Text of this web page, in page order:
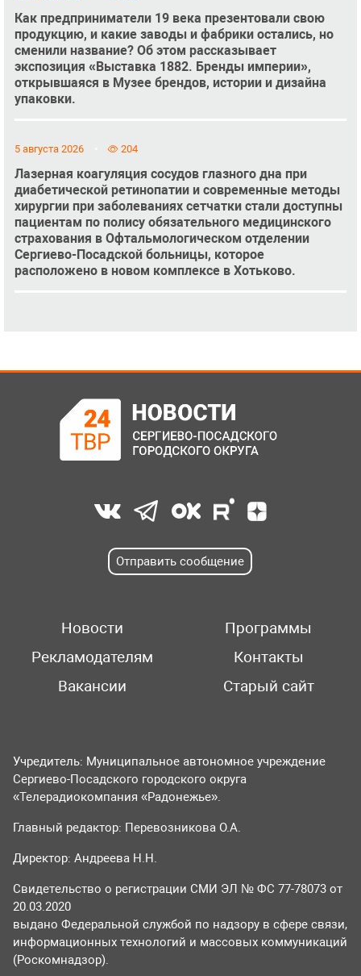
Как предприниматели 19 века презентовали свою
продукцию, и какие заводы и фабрики остались, но
сменили название? Об этом рассказывает
экспозиция «Выставка 1882. Бренды империи»,
открывшаяся в Музее брендов, истории и дизайна
упаковки.
5 августа 2026 204
Лазерная коагуляция сосудов глазного дна при
диабетической ретинопатии и современные методы
хирургии при заболеваниях сетчатки стали доступны
пациентам по полису обязательного медицинского
страхования в Офтальмологическом отделении
Сергиево-Посадской больницы, которое
расположено в новом комплексе в Хотьково.
Отправить сообщение
Новости
Программы
Рекламодателям
Контакты
Вакансии
Старый сайт
Учредитель: Муниципальное автономное учреждение
Сергиево-Посадского городского округа
«Телерадиокомпания «Радонежье».
Главный редактор: Перевозникова О.А.
Директор: Андреева Н.Н.
Свидетельство о регистрации СМИ ЭЛ № ФС 77-78073 от
20.03.2020
выдано Федеральной службой по надзору в сфере связи,
информационных технологий и массовых коммуникаций
(Роскомнадзор).